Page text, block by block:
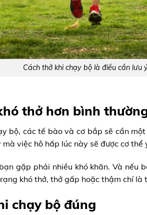
Cách thở khi chạy bộ là điều cần lưu
thở hơn bình
bộ, các tế bào và cơ bắp sẽ cần
việc hô hấp lúc này sẽ được cơ thể
gặp phải nhiều khó khăn. Và nếu
khó thở, thở gấp hoặc thậm chí là
chạy bộ đúng